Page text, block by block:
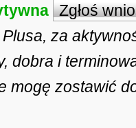
Zgłoś
za
dobra i
mogę zostawić